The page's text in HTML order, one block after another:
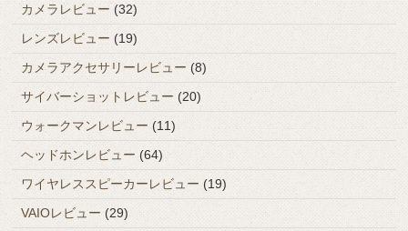
カメラレビュー (32)
レンズレビュー (19)
カメラアクセサリーレビュー (8)
サイバーショットレビュー (20)
ウォークマンレビュー (11)
ヘッドホンレビュー (64)
ワイヤレススピーカーレビュー (19)
VAIOレビュー (29)